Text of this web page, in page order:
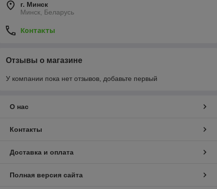
г. Минск
Минск, Беларусь
Контакты
Отзывы о магазине
У компании пока нет отзывов, добавьте первый
О нас
Контакты
Доставка и оплата
Полная версия сайта